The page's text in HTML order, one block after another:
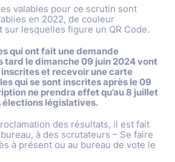
valables pour ce scrutin sont
en 2022, de couleur
sur lesquelles figure un QR Code.
qui ont fait une demande
tard le dimanche 09 juin 2024 vont
et recevoir une carte
qui se sont inscrites après le 09
ne prendra effet qu’au 8 juillet
élections législatives.
des résultats, il est fait
à des scrutateurs – Se faire
à présent ou au bureau de vote le